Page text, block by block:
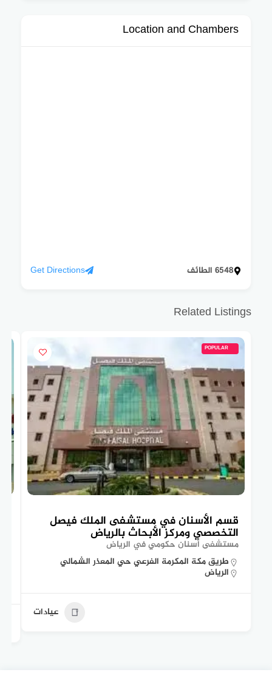
Location and Chambers
6548 الطائف Get Directions
Related Listings
POPULAR
قسم الأسنان في مستشفى الملك فيصل
التخصصي ومركز الأبحاث بالرياض
مستشفى أسنان حكومي في الرياض
طريق مكة المكرمة الفرعي حي المعذر الشمالي
الرياض
عيادات